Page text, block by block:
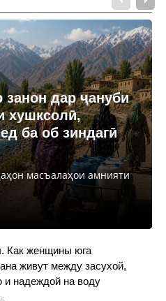
занон дар ҷануби
хушксолӣ,
ба об зиндагӣ
масъалаҳои амнияти
Как женщины юга
живут между засухой,
и надеждой на воду